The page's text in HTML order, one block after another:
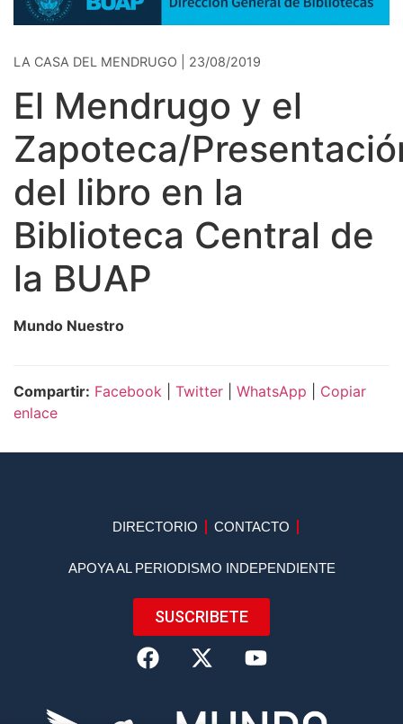
LA CASA DEL MENDRUGO | 23/08/2019
El Mendrugo y el
Zapoteca/
del libro en la
Biblioteca Central de
la BUAP
Mundo Nuestro
Compartir: Facebook Twitter WhatsApp
Copiar
enlace
DIRECTORIO CONTACTO
APOYA AL PERIODISMO INDEPENDIENTE
SUSCRIBETE